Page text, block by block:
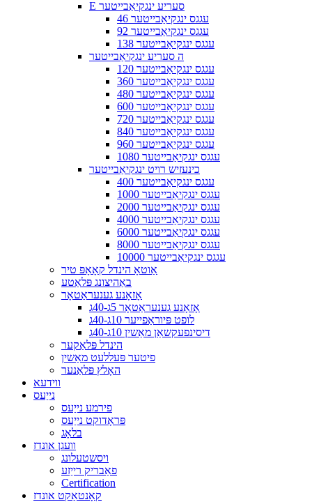
E סעריע ינגקיאַבייטער
46 עגגס ינגקיאַבייטער
92 עגגס ינגקיאַבייטער
138 עגגס ינגקיאַבייטער
ה סעריע ינגקיאַבייטער
120 עגגס ינגקיאַבייטער
360 עגגס ינגקיאַבייטער
480 עגגס ינגקיאַבייטער
600 עגגס ינגקיאַבייטער
720 עגגס ינגקיאַבייטער
840 עגגס ינגקיאַבייטער
960 עגגס ינגקיאַבייטער
1080 עגגס ינגקיאַבייטער
כינעזיש רויט ינגקיאַבייטער
400 עגגס ינגקיאַבייטער
1000 עגגס ינגקיאַבייטער
2000 עגגס ינגקיאַבייטער
4000 עגגס ינגקיאַבייטער
6000 עגגס ינגקיאַבייטער
8000 עגגס ינגקיאַבייטער
10000 עגגס ינגקיאַבייטער
אַוטאָ הינדל קאָאָפּ טיר
באַהיצונג פּלאַטע
אָזאָנע גענעראַטאָר
אָזאָנע גענעראַטאָר 5ג-40ג
לופט פּיוראַפייער 10ג-40ג
דיסינפעקשאַן מאַשין 10ג-40ג
הינדל פּלאַקער
פיטער פּעללעט מאַשין
האָלץ פּלאַנער
ווידעא
נייַעס
פירמע נייַעס
פּראָדוקט נייַעס
בלאָג
וועגן אונדז
ויסשטעלונג
פאַבריק רייַזע
Certification
קאָנטאַקט אונדז